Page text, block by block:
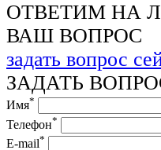
ОТВЕТИМ НА
ВАШ ВОПРОС
задать вопрос
ЗАДАТЬ
Имя*
Телефон*
E-mail*